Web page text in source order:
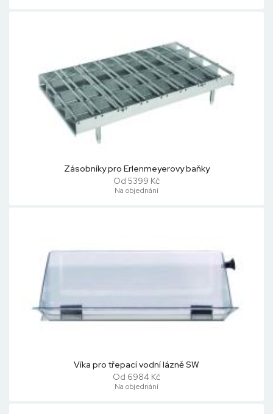
Zásobníky pro Erlenmeyerovy baňky
Od 5399 Kč
Na objednání
Víka pro třepací vodní lázně SW
Od 6984 Kč
Na objednání